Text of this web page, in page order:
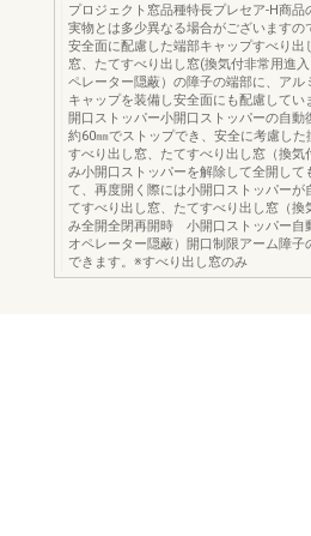
プロジェクト窓品種特長プレセア-H商品
実物とは多少異なる場合がございますの
安全面に配慮した端部キャップすべり出
窓、たてすべり出し窓(換気付非常用進
ペレーター隠蔽）の障子の端部に、アル
キャップを装備し安全面にも配慮して
開口ストッパー小開口ストッパーの自動
約60㎜でストップでき、安全に考慮し
すべり出し窓、たてすべり出し窓（換
み小開口ストッパーを解除して全開して
て、再度開く際には小開口ストッパーが
てすべり出し窓、たてすべり出し窓（換
み全開全閉再開時 小開口ストッパー自
オペレーター隠蔽）開口制限アーム障子
できます。※すべり出し窓のみ